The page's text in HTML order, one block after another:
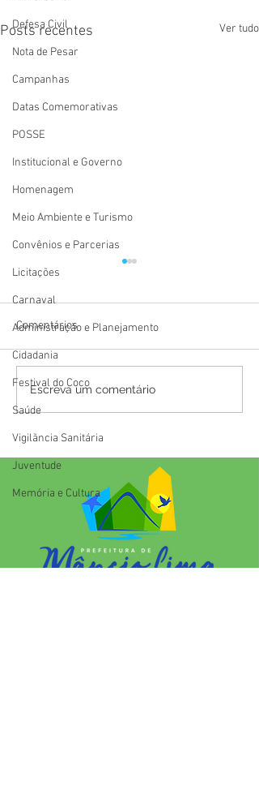
Defesa Civil
Nota de Pesar
Campanhas
Datas Comemorativas
POSSE
Institucional e Governo
Homenagem
Meio Ambiente e Turismo
Convênios e Parcerias
Licitações
Carnaval
Administração e Planejamento
Cidadania
Festival do Coco
Saúde
Vigilãncia Sanitária
Juventude
Memória e Cultura
Posts recentes Ver tudo
Festival Atsa Puyanawa
2026 tem início celebrando
ancestralidade e o
fortalecimento da cultura
Comentários
Escreva um comentário